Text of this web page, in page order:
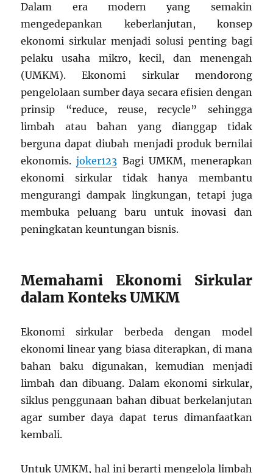
Dalam era modern yang semakin
mengedepankan keberlanjutan, konsep
ekonomi sirkular menjadi solusi penting bagi
pelaku usaha mikro, kecil, dan menengah
(UMKM). Ekonomi sirkular mendorong
pengelolaan sumber daya secara efisien dengan
prinsip “reduce, reuse, recycle” sehingga
limbah atau bahan yang dianggap tidak
berguna dapat diubah menjadi produk bernilai
ekonomis.joker123 Bagi UMKM, menerapkan
ekonomi sirkular tidak hanya membantu
mengurangi dampak lingkungan, tetapi juga
membuka peluang baru untuk inovasi dan
peningkatan keuntungan bisnis.
Memahami Ekonomi Sirkular
dalam Konteks UMKM
Ekonomi sirkular berbeda dengan model
ekonomi linear yang biasa diterapkan, di mana
bahan baku digunakan, kemudian menjadi
limbah dan dibuang. Dalam ekonomi sirkular,
siklus penggunaan bahan dibuat berkelanjutan
agar sumber daya dapat terus dimanfaatkan
kembali.
Untuk UMKM, hal ini berarti mengelola limbah